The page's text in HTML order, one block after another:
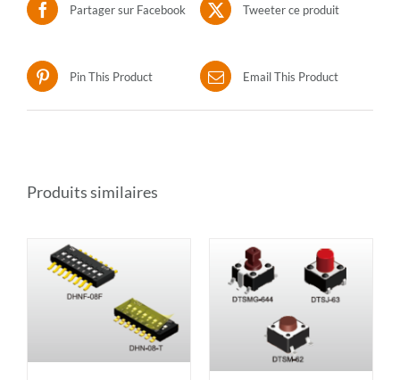
Partager sur Facebook Tweeter ce produit
Pin This Product Email This Product
Produits similaires
AJOUTER AU PANIER
DÉTAILS